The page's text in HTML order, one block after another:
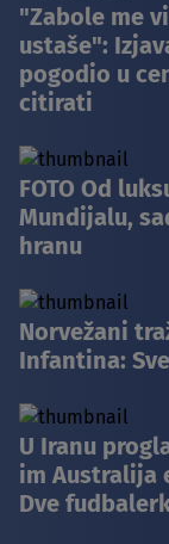
"Zabole me
ustaše":
pogodio u
citirati
FOTO Od
Mundijalu,
hranu
Norvežani
Infantina:
U Iranu
im Australija
Dve